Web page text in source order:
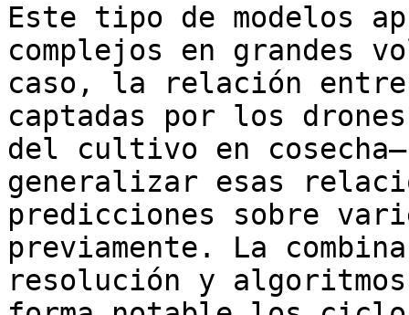
Este tipo de modelos
complejos en grandes
caso, la relación
captadas por los
del cultivo en
generalizar esas
predicciones sobre
previamente. La
resolución y